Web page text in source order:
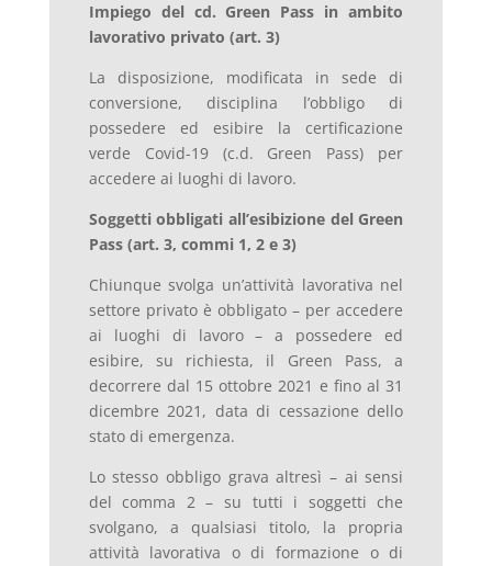
Impiego del cd. Green Pass in ambito
lavorativo privato (art. 3)
La disposizione, modificata in sede di
conversione, disciplina l’obbligo di
possedere ed esibire la certificazione
verde Covid-19 (c.d. Green Pass) per
accedere ai luoghi di lavoro.
Soggetti obbligati all’esibizione del Green
Pass (art. 3, commi 1, 2 e 3)
Chiunque svolga un’attività lavorativa nel
settore privato è obbligato – per accedere
ai luoghi di lavoro – a possedere ed
esibire, su richiesta, il Green Pass, a
decorrere dal 15 ottobre 2021 e fino al 31
dicembre 2021, data di cessazione dello
stato di emergenza.
Lo stesso obbligo grava altresì – ai sensi
del comma 2 – su tutti i soggetti che
svolgano, a qualsiasi titolo, la propria
attività lavorativa o di formazione o di